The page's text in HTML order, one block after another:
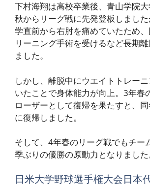
下村海翔は高校卒業後、青山学院
秋からリーグ戦に先発登板しまし
学直前から右肘を痛めていたため
リーニング手術を受けるなど長期
ました。
しかし、離脱中にウエイトトレー
いたことで身体能力が向上。3年春
ローザーとして復帰を果たすと、
に復帰しました。
そして、4年春のリーグ戦でもチー
季ぶりの優勝の原動力となりました
日米大学野球選手権大会日本